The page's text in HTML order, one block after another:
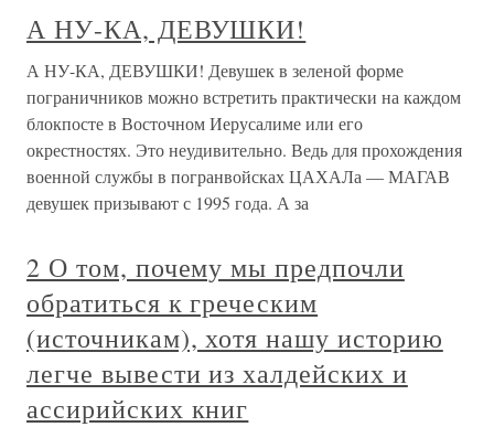
А НУ-КА, ДЕВУШКИ!
А НУ-КА, ДЕВУШКИ! Девушек в зеленой форме
пограничников можно встретить практически на каждом
блокпосте в Восточном Иерусалиме или его
окрестностях. Это неудивительно. Ведь для прохождения
военной службы в погранвойсках ЦАХАЛа — МАГАВ
девушек призывают с 1995 года. А за
2 О том, почему мы предпочли
обратиться к греческим
(источникам), хотя нашу историю
легче вывести из халдейских и
ассирийских книг